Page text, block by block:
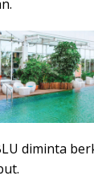
diminta